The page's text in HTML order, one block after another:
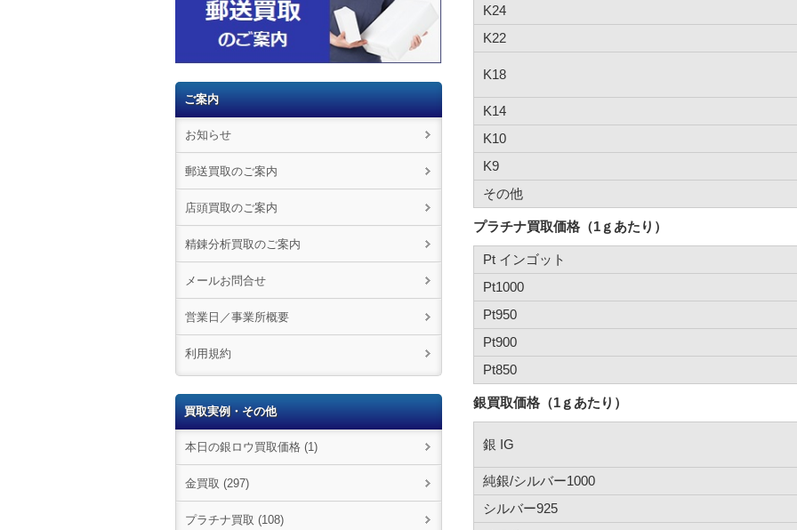
K24
K22
K18
K14
K10
K9
その他
プラチナ買取価格（1ｇあたり）
Pt インゴット
Pt1000
Pt950
Pt900
Pt850
銀買取価格（1ｇあたり）
銀 IG
純銀/シルバー1000
シルバー925
ご案内
お知らせ
郵送買取のご案内
店頭買取のご案内
精錬分析買取のご案内
メールお問合せ
営業日／事業所概要
利用規約
買取実例・その他
本日の銀ロウ買取価格 (1)
金買取 (297)
プラチナ買取 (108)